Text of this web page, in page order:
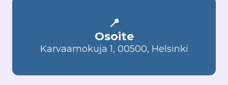
📍
Osoite
Karvaamokuja 1, 00500, Helsinki